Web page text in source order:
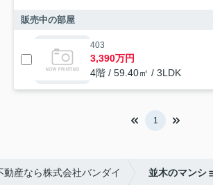
販売中の部屋
403
3,390万円
4階 / 59.40㎡ / 3LDK
1
動産なら株式会社バンダイ 並木のマンシ